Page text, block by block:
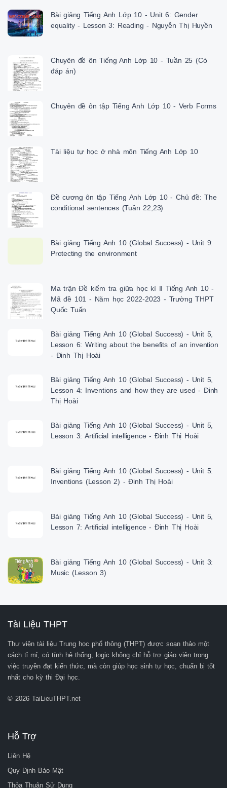
Bài giảng Tiếng Anh Lớp 10 - Unit 6: Gender
equality - Lesson 3: Reading - Nguyễn Thị Huyền
Chuyên đề ôn Tiếng Anh Lớp 10 - Tuần 25 (Có
đáp án)
Chuyên đề ôn tập Tiếng Anh Lớp 10 - Verb Forms
Tài liệu tự học ở nhà môn Tiếng Anh Lớp 10
Đề cương ôn tập Tiếng Anh Lớp 10 - Chủ đề: The
conditional sentences (Tuần 22,23)
Bài giảng Tiếng Anh 10 (Global Success) - Unit 9:
Protecting the environment
Ma trận Đề kiểm tra giữa học kì II Tiếng Anh 10 -
Mã đề 101 - Năm học 2022-2023 - Trường THPT
Quốc Tuấn
Bài giảng Tiếng Anh 10 (Global Success) - Unit 5,
Lesson 6: Writing about the benefits of an invention
- Đinh Thị Hoài
Bài giảng Tiếng Anh 10 (Global Success) - Unit 5,
Lesson 4: Inventions and how they are used - Đinh
Thị Hoài
Bài giảng Tiếng Anh 10 (Global Success) - Unit 5,
Lesson 3: Artificial intelligence - Đinh Thị Hoài
Bài giảng Tiếng Anh 10 (Global Success) - Unit 5:
Inventions (Lesson 2) - Đinh Thị Hoài
Bài giảng Tiếng Anh 10 (Global Success) - Unit 5,
Lesson 7: Artificial intelligence - Đinh Thị Hoài
Bài giảng Tiếng Anh 10 (Global Success) - Unit 3:
Music (Lesson 3)
Tài Liệu THPT
Thư viện tài liệu Trung học phổ thông (THPT) được soạn thảo một
cách tỉ mỉ, có tính hệ thống, logic không chỉ hỗ trợ giáo viên trong
việc truyền đạt kiến thức, mà còn giúp học sinh tự học, chuẩn bị tốt
nhất cho kỳ thi Đại học.
© 2026 TaiLieuTHPT.net
Hỗ Trợ
Liên Hệ
Quy Định Bảo Mật
Thỏa Thuận Sử Dụng